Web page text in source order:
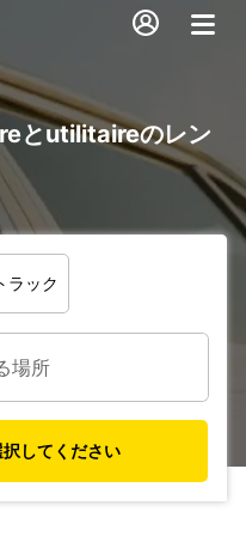
とutilitaireのレン
ラック
してください